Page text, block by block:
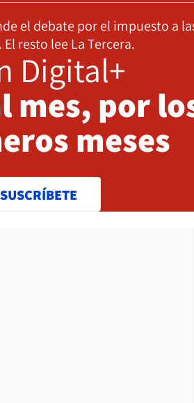
el debate por el impuesto a
El resto lee La Tercera.
Digital+
mes, por
meses
SUSCRÍBETE